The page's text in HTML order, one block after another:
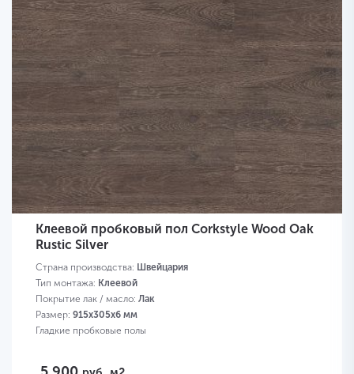
Клеевой пробковый пол Corkstyle Wood Oak
Rustic Silver
Страна производства: Швейцария
Тип монтажа: Клеевой
Покрытие лак / масло: Лак
Размер: 915х305х6 мм
Гладкие пробковые полы